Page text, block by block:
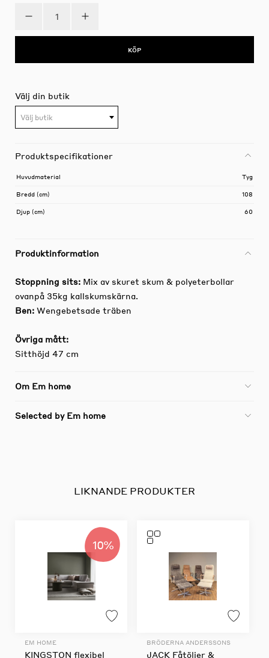
KÖP
Välj din butik
Välj butik
Produktspecifikationer
Huvudmaterial Tyg
Bredd (cm) 108
Djup (cm) 60
Produktinformation
Stoppning sits: Mix av skuret skum & polyeterbollar
ovanpå 35kg kallskumskärna.
Ben: Wengebetsade träben
Övriga mått:
Sitthöjd 47 cm
Om Em home
Selected by Em home
LIKNANDE PRODUKTER
10%
EM HOME
KINGSTON flexibel
BRÖDERNA ANDERSSONS
JACK Fåtöljer &